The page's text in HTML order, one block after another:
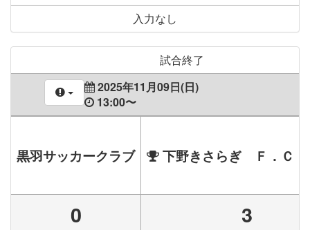
入力なし
試合終了
2025年11月09日(日)
13:00〜
黒羽サッカークラブ 下野きさらぎ Ｆ．Ｃ．
0 3